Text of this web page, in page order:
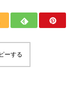
ーする